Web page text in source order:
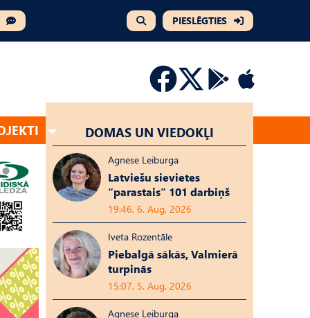
PIESLĒGTIES
DOMAS UN VIEDOKĻI
Agnese Leiburga
Latviešu sievietes
“parastais” 101 darbiņš
19:46, 6. Aug, 2026
Iveta Rozentāle
Piebalgā sākās, Valmierā
turpinās
15:07, 5. Aug, 2026
Agnese Leiburga